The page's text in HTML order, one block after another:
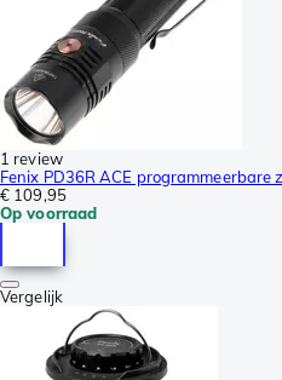
1 review
Fenix PD36R ACE programmeerbare
€ 109,95
Op voorraad
Vergelijk